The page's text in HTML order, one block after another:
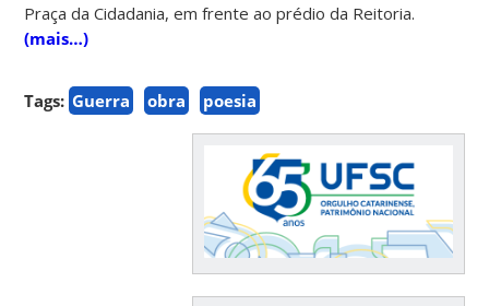
Praça da Cidadania, em frente ao prédio da Reitoria.
(mais…)
Tags: Guerra obra poesia